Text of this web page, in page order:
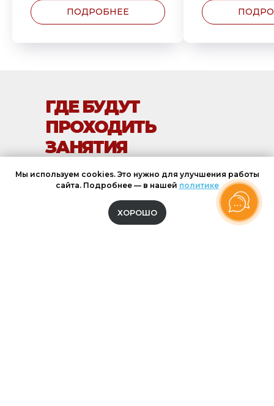
ПОДРОБНЕЕ
ул. Некрасова, 60
ГДЕ БУДУТ
ПРОХОДИТЬ
ЗАНЯТИЯ
Мы используем cookies. Это нужно для улучшения работы
сайта. Подробнее — в нашей политике
ХОРОШО